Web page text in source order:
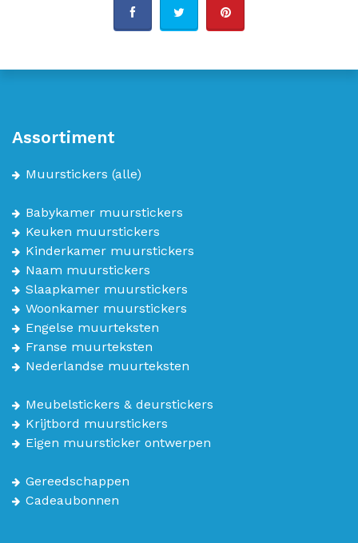
Assortiment
Muurstickers (alle)
Babykamer muurstickers
Keuken muurstickers
Kinderkamer muurstickers
Naam muurstickers
Slaapkamer muurstickers
Woonkamer muurstickers
Engelse muurteksten
Franse muurteksten
Nederlandse muurteksten
Meubelstickers & deurstickers
Krijtbord muurstickers
Eigen muursticker ontwerpen
Gereedschappen
Cadeaubonnen